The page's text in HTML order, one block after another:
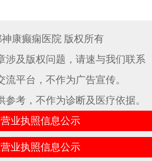
康癫痫医院 版权所有
涉及版权问题，请速与我们联系
平台，不作为广告宣传。
考，不作为诊断及医疗依据。
业执照信息公示
业执照信息公示